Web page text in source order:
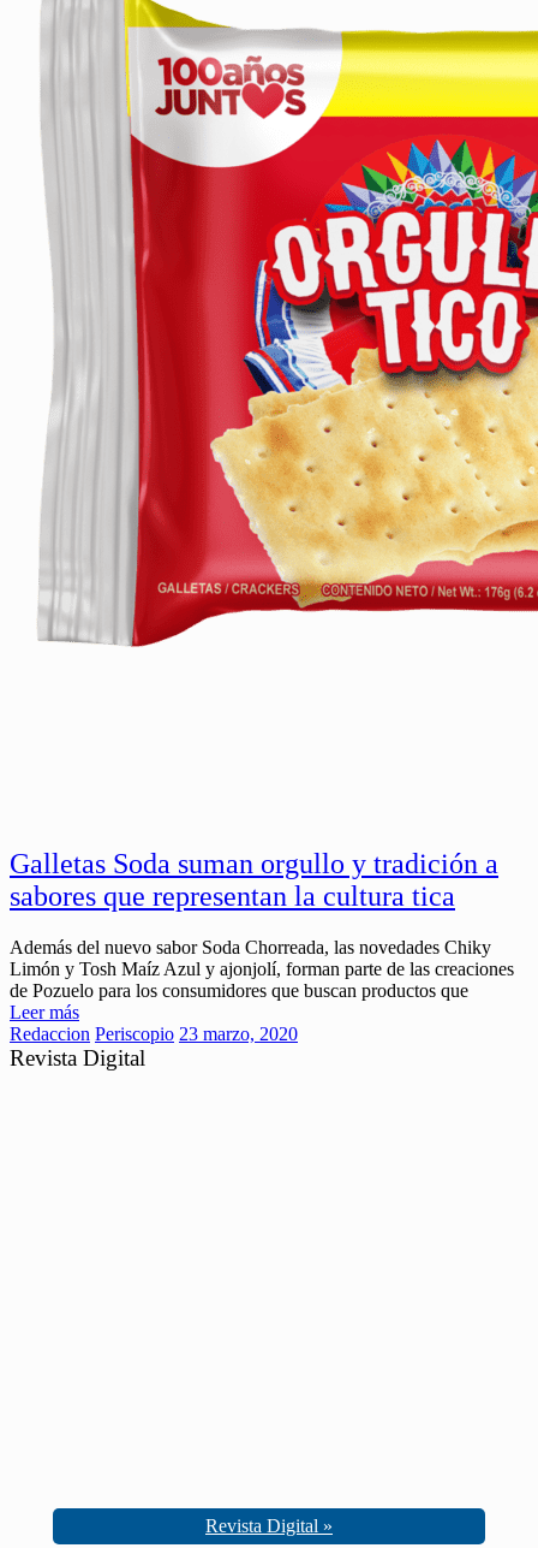
Galletas Soda suman orgullo y tradición a
sabores que representan la cultura tica
Además del nuevo sabor Soda Chorreada, las novedades Chiky
Limón y Tosh Maíz Azul y ajonjolí, forman parte de las creaciones
de Pozuelo para los consumidores que buscan productos que
Leer más
Redaccion Periscopio 23 marzo, 2020
Revista Digital
Revista Digital »